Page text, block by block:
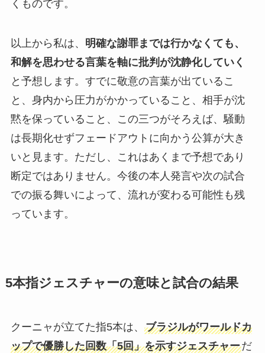
くものです。
以上から私は、 明確な謝罪までは行かなくても、
和解を思わせる言葉を軸に批判が沈静化していく
と予想します。すでに敬意の言葉が出ているこ
と、身内から圧力がかかっていること、相手が沈
黙を保っていること、この三つがそろえば、騒動
は長期化せずフェードアウトに向かう公算が大き
いと見ます。ただし、これはあくまで予想であり
断定ではありません。今後の本人発言や次の試合
での振る舞いによって、流れが変わる可能性も残
っています。
5本指ジェスチャーの意味と試合の結果
クーニャが立てた指5本は、 ブラジルがワールドカ
ップで優勝した回数「5回」を示すジェスチャーだ